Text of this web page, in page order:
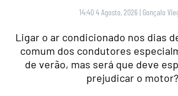
14:40 4 Agosto, 2026 | Gonçalo
Ligar o ar condicionado nos dias
comum dos condutores
de verão, mas será que deve
prejudicar o motor?